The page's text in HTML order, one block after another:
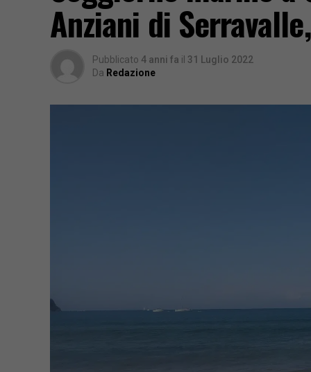
Anziani di
Pubblicato 4 anni fa il 31 Luglio 2022
Da Redazione